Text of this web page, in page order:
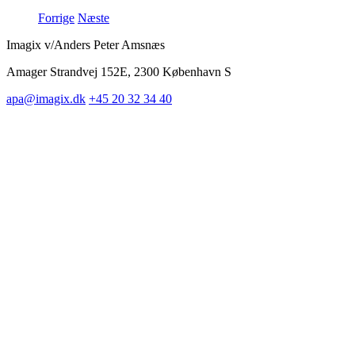
Forrige Næste
Imagix v/Anders Peter Amsnæs
Amager Strandvej 152E, 2300 København S
apa@imagix.dk +45 20 32 34 40